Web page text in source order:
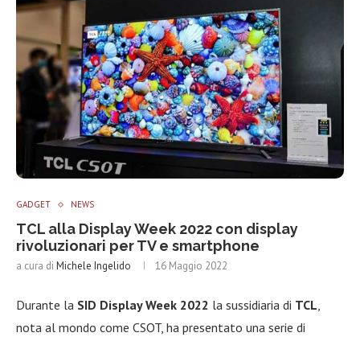
GADGET NEWS
TCL alla Display Week 2022 con display
rivoluzionari per TV e smartphone
a cura di Michele Ingelido 16 Maggio 2022
Durante la SID Display Week 2022 la sussidiaria di TCL,
nota al mondo come CSOT, ha presentato una serie di